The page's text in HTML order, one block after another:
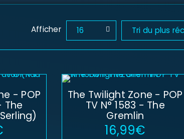
e-mail*
Tri du plus
Afficher 16
- POP
The
The Twilight Zone - POP
TV N° 1583 - The
Gremlin
16,99€